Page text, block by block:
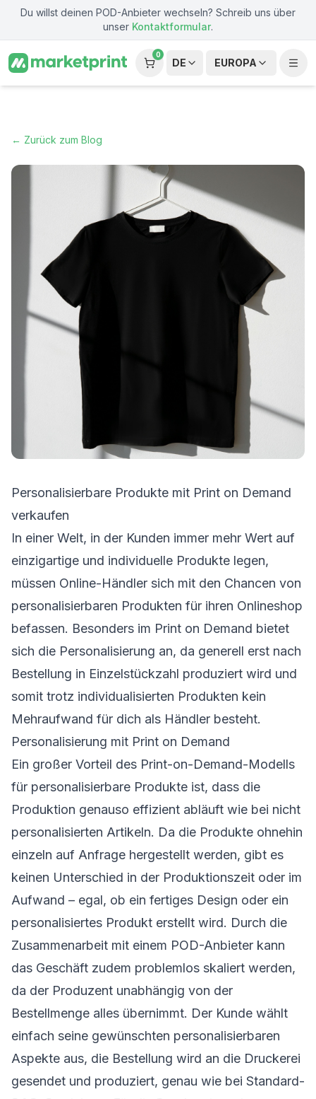
Zum Hauptinhalt springen
Du willst deinen POD-Anbieter wechseln? Schreib uns über
unser Kontaktformular.
0
DE EUROPA
← Zurück zum Blog
Personalisierbare Produkte mit Print on Demand
verkaufen
In einer Welt, in der Kunden immer mehr Wert auf
einzigartige und individuelle Produkte legen,
müssen Online-Händler sich mit den Chancen von
personalisierbaren Produkten für ihren Onlineshop
befassen. Besonders im Print on Demand bietet
sich die Personalisierung an, da generell erst nach
Bestellung in Einzelstückzahl produziert wird und
somit trotz individualisierten Produkten kein
Mehraufwand für dich als Händler besteht.
Personalisierung mit Print on Demand
Ein großer Vorteil des Print-on-Demand-Modells
für personalisierbare Produkte ist, dass die
Produktion genauso effizient abläuft wie bei nicht
personalisierten Artikeln. Da die Produkte ohnehin
einzeln auf Anfrage hergestellt werden, gibt es
keinen Unterschied in der Produktionszeit oder im
Aufwand – egal, ob ein fertiges Design oder ein
personalisiertes Produkt erstellt wird. Durch die
Zusammenarbeit mit einem POD-Anbieter kann
das Geschäft zudem problemlos skaliert werden,
da der Produzent unabhängig von der
Bestellmenge alles übernimmt. Der Kunde wählt
einfach seine gewünschten personalisierbaren
Aspekte aus, die Bestellung wird an die Druckerei
gesendet und produziert, genau wie bei Standard-